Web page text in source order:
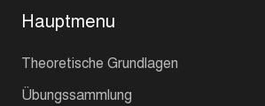
Hauptmenu
Theoretische Grundlagen
Übungssammlung